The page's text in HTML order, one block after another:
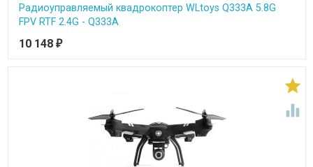
Радиоуправляемый квадрокоптер WLtoys Q333A 5.8G
FPV RTF 2.4G - Q333A
10 148 ₽

